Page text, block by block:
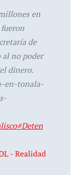
en
de
al no poder
dinero.
en-tonala-
#Deten
- Realidad